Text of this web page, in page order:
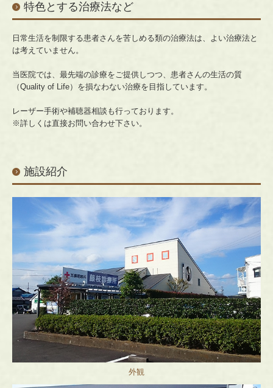
特色とする治療法など
日常生活を制限する患者さんを苦しめる類の治療法は、よい治療法と
は考えていません。
当医院では、最先端の診療をご提供しつつ、患者さんの生活の質
（Quality of Life）を損なわない治療を目指しています。
レーザー手術や補聴器相談も行っております。
※詳しくは直接お問い合わせ下さい。
施設紹介
外観